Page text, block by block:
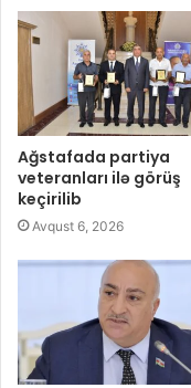
Ağstafada partiya
veteranları ilə görüş
keçirilib
Avqust 6, 2026